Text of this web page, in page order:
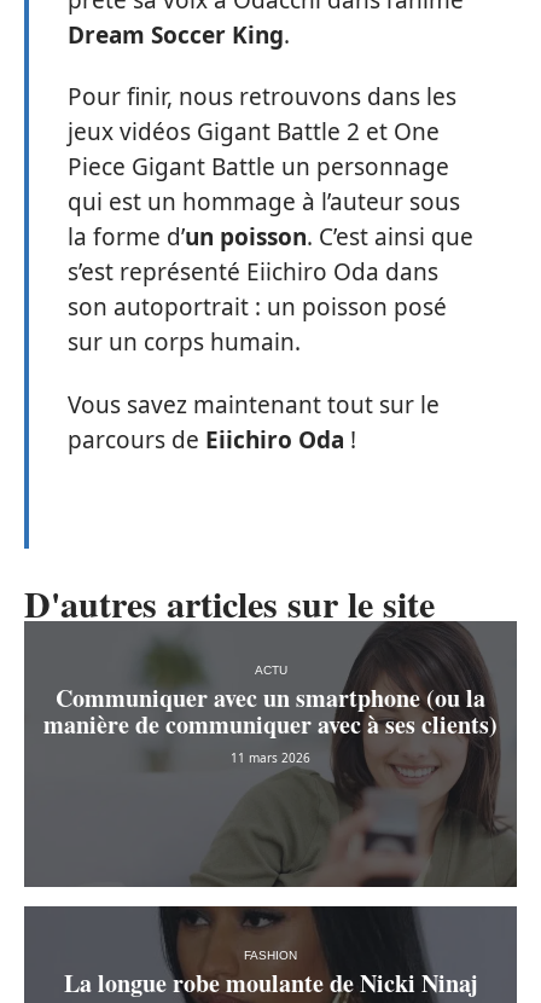
Dream Soccer King.
Pour finir, nous retrouvons dans les
jeux vidéos Gigant Battle 2 et One
Piece Gigant Battle un personnage
qui est un hommage à l’auteur sous
la forme d’un poisson. C’est ainsi que
s’est représenté Eiichiro Oda dans
son autoportrait : un poisson posé
sur un corps humain.
Vous savez maintenant tout sur le
parcours de Eiichiro Oda !
D'autres articles sur le site
ACTU
Communiquer avec un smartphone (ou la
manière de communiquer avec à ses clients)
11 mars 2026
FASHION
La longue robe moulante de Nicki Ninaj